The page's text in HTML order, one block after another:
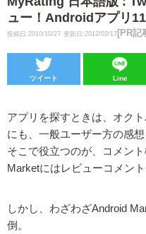
ュー！Androidアプリ
投稿日:2010/10/27 更新日:2012/02/17 [PR記
ツイート Line
アプリを探すときは、オク
にも、一般ユーザー方の感
そこで役立つのが、コメン
Marketにはレビューコメン
しかし、わざわざAndroid
倒。